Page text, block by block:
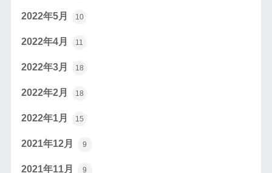
2022年5月 10
2022年4月 11
2022年3月 18
2022年2月 18
2022年1月 15
2021年12月 9
2021年11月 9